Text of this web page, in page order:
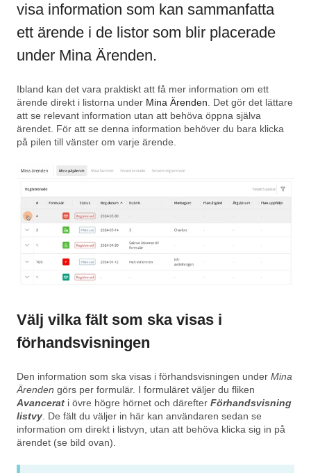
visa information som kan sammanfatta
ett ärende i de listor som blir placerade
under Mina Ärenden.
Ibland kan det vara praktiskt att få mer information om ett
ärende direkt i listorna under Mina Ärenden . Det gör det lättare
att se relevant information utan att behöva öppna själva
ärendet. För att se denna information behöver du bara klicka
på pilen till vänster om varje ärende.
Välj vilka fält som ska visas i
förhandsvisningen
Den information som ska visas i förhandsvisningen under Mina
Ärenden görs per formulär. I formuläret väljer du fliken
Avancerat i övre högre hörnet och därefter Förhandsvisning
listvy . De fält du väljer in här kan användaren sedan se
information om direkt i listvyn,
utan att behöva klicka sig in på
ärendet (se bild ovan).